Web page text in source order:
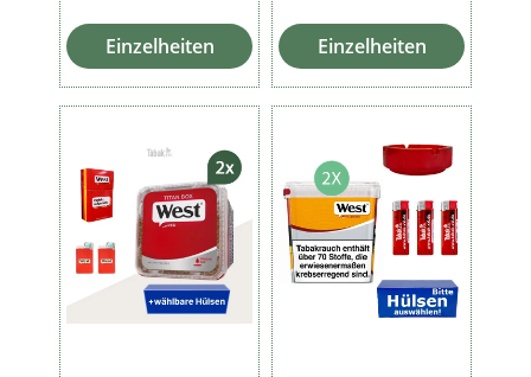
Einzelheiten Einzelheiten